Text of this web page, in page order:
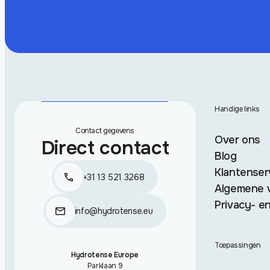
Contact gegevens
Direct contact
+31 13 521 3268
info@hydrotense.eu
Hydrotense Europe
Parklaan 9
Handige links
Over ons
Blog
Algemene
Privacy-
Toepassingen